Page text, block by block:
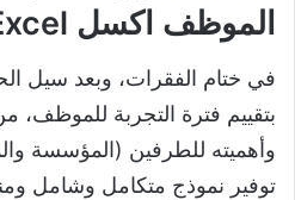
الموظف اكسل Excel
في ختام الفقرات، وبعد سيل
بتقييم فترة التجربة للموظف،
وأهميته للطرفين (المؤسسة
توفير نموذج متكامل وشامل